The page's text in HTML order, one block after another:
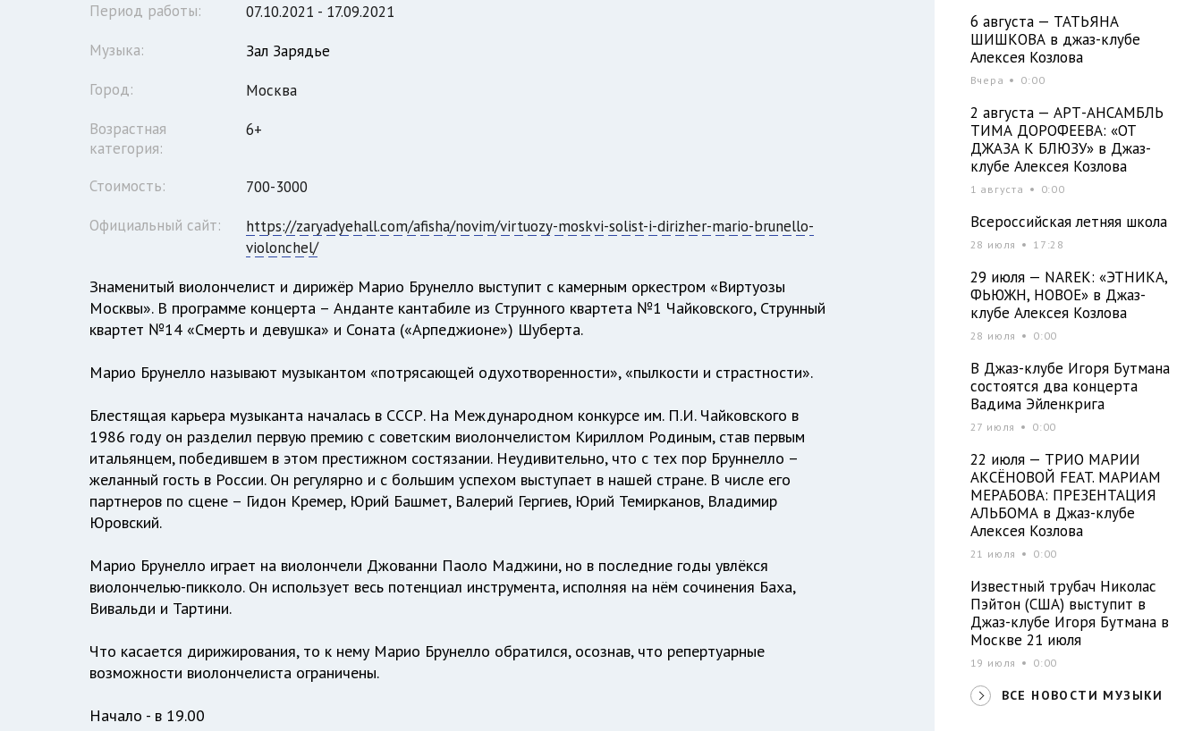
Период работы:
07.10.2021 - 17.09.2021
Музыка:
Зал Зарядье
Город:
Москва
Возрастная
категория:
6+
Стоимость:
700-3000
Официальный сайт:
https://zaryadyehall.com/afisha/novim/virtuozy-moskvi-solist-i-dirizher-mario-brunello-
violonchel/
Знаменитый виолончелист и дирижёр Марио Брунелло выступит с камерным оркестром «Виртуозы
Москвы». В программе концерта – Анданте кантабиле из Струнного квартета №1 Чайковского, Струнный
квартет №14 «Смерть и девушка» и Соната («Арпеджионе») Шуберта.
Марио Брунелло называют музыкантом «потрясающей одухотворенности», «пылкости и страстности».
Блестящая карьера музыканта началась в СССР. На Международном конкурсе им. П.И. Чайковского в
1986 году он разделил первую премию с советским виолончелистом Кириллом Родиным, став первым
итальянцем, победившем в этом престижном состязании. Неудивительно, что с тех пор Бруннелло –
желанный гость в России. Он регулярно и с большим успехом выступает в нашей стране. В числе его
партнеров по сцене – Гидон Кремер, Юрий Башмет, Валерий Гергиев, Юрий Темирканов, Владимир
Юровский.
Марио Брунелло играет на виолончели Джованни Паоло Маджини, но в последние годы увлёкся
виолончелью-пикколо. Он использует весь потенциал инструмента, исполняя на нём сочинения Баха,
Вивальди и Тартини.
Что касается дирижирования, то к нему Марио Брунелло обратился, осознав, что репертуарные
возможности виолончелиста ограничены.
Начало - в 19.00
6 августа — ТАТЬЯНА
ШИШКОВА в джаз-клубе
Алексея Козлова
Вчера 0:00
2 августа — АРТ-АНСАМБЛЬ
ТИМА ДОРОФЕЕВА: «ОТ
ДЖАЗА К БЛЮЗУ» в Джаз-
клубе Алексея Козлова
1 августа 0:00
Всероссийская летняя школа
28 июля 17:28
29 июля — NAREK: «ЭТНИКА,
ФЬЮЖН, НОВОЕ» в Джаз-
клубе Алексея Козлова
28 июля 0:00
В Джаз-клубе Игоря Бутмана
состоятся два концерта
Вадима Эйленкрига
27 июля 0:00
22 июля — ТРИО МАРИИ
АКСЁНОВОЙ FEAT. МАРИАМ
МЕРАБОВА: ПРЕЗЕНТАЦИЯ
АЛЬБОМА в Джаз-клубе
Алексея Козлова
21 июля 0:00
Известный трубач Николас
Пэйтон (США) выступит в
Джаз-клубе Игоря Бутмана в
Москве 21 июля
19 июля 0:00
ВСЕ НОВОСТИ МУЗЫКИ